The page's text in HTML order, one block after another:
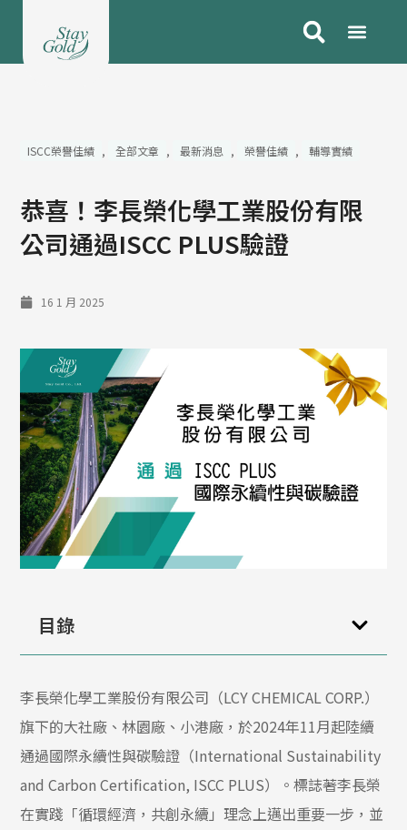
ISCC榮譽佳績 , 全部文章 , 最新消息 , 榮譽佳績 , 輔導實績
恭喜！李長榮化學工業股份有限
公司通過ISCC PLUS驗證
16 1 月 2025
目錄
李長榮化學工業股份有限公司（LCY CHEMICAL CORP.）
旗下的大社廠、林園廠、小港廠，於2024年11月起陸續
通過國際永續性與碳驗證（International Sustainability
and Carbon Certification, ISCC PLUS）。標誌著李長榮
在實踐「循環經濟，共創永續」理念上邁出重要一步，並